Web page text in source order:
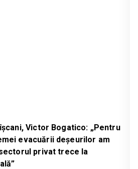
Deputatul Partidului Nostru,
înregistrat un proiect de lege
prelungirea licențierii importurilor
scopul protejării producătorilor